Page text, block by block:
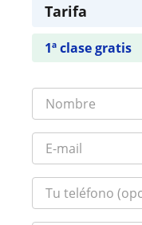
Tarifa
1ª clase gratis